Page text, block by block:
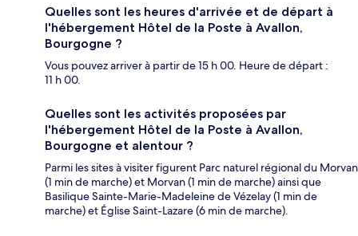
Quelles sont les heures d'arrivée et de départ à
l'hébergement Hôtel de la Poste à Avallon,
Bourgogne ?
Vous pouvez arriver à partir de 15 h 00. Heure de départ :
11 h 00.
Quelles sont les activités proposées par
l'hébergement Hôtel de la Poste à Avallon,
Bourgogne et alentour ?
Parmi les sites à visiter figurent Parc naturel régional du Morvan
(1 min de marche) et Morvan (1 min de marche) ainsi que
Basilique Sainte-Marie-Madeleine de Vézelay (1 min de
marche) et Église Saint-Lazare (6 min de marche).